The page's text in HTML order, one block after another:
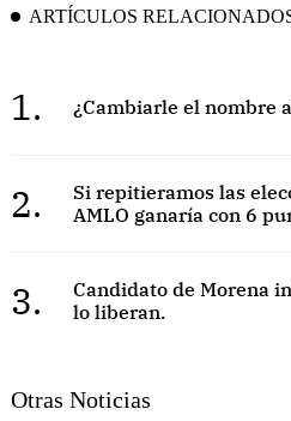
ARTÍCULOS
1. ¿Cambiarle el nombre
2.
Si repitieramos las
AMLO ganaría con 6
3.
Candidato de Morena
lo liberan.
Otras Noticias